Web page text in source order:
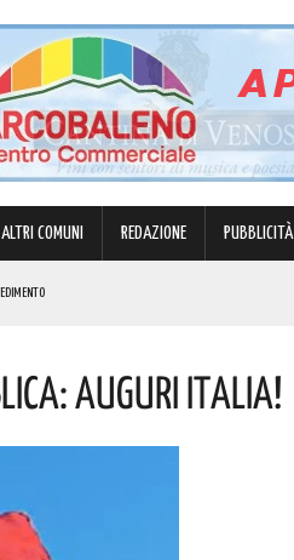
ALTRI COMUNI REDAZIONE PUBBLICITÀ
Auguri Italia!